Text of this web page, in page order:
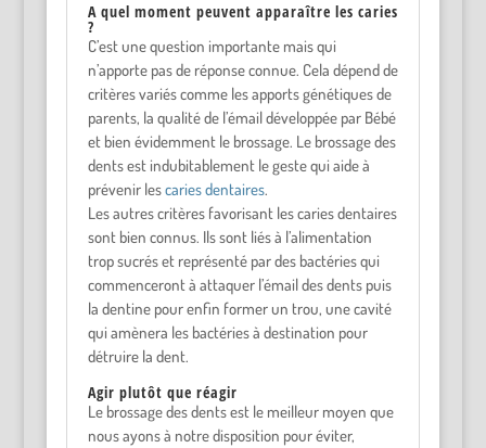
A quel moment peuvent apparaître les caries
?
C’est une question importante mais qui
n’apporte pas de réponse connue. Cela dépend de
critères variés comme les apports génétiques de
parents, la qualité de l’émail développée par Bébé
et bien évidemment le brossage. Le brossage des
dents est indubitablement le geste qui aide à
prévenir lescaries dentaires.
Les autres critères favorisant les caries dentaires
sont bien connus. Ils sont liés à l’alimentation
trop sucrés et représenté par des bactéries qui
commenceront à attaquer l’émail des dents puis
la dentine pour enfin former un trou, une cavité
qui amènera les bactéries à destination pour
détruire la dent.
Agir plutôt que réagir
Le brossage des dents est le meilleur moyen que
nous ayons à notre disposition pour éviter,